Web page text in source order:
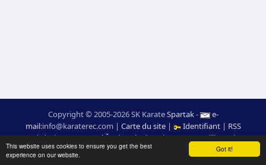
Got it!
This website uses cookies to ensure you get the best
experience on our website.
Copyright © 2005-2026 SK KarateSpartak-
e-
mail:moc.ceretarak@ofni | Carte du site| Identifiant | RSS
webdesign:Ing. Pavel Švojgr,résultats karate: Mgr. Jiří Kotala